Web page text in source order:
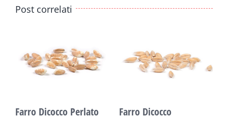
Post correlati
Farro Dicocco Perlato
Farro Dicocco